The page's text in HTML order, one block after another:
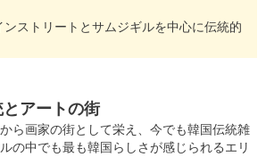
ストリートとサムジギルを中心に伝統的
アートの街
ら画家の街として栄え、今でも韓国伝統雑
の中でも最も韓国らしさが感じられるエリ